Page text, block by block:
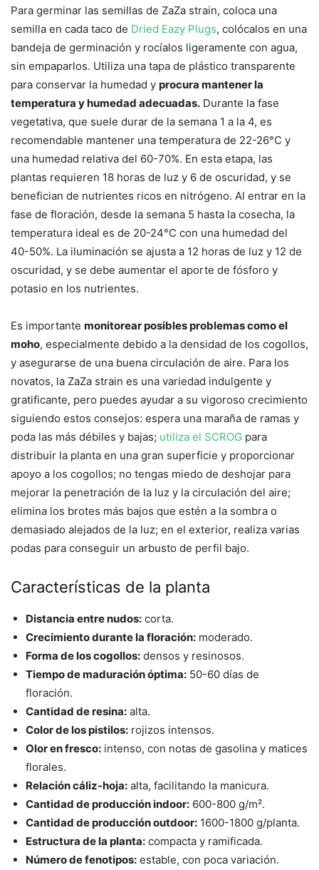
Para germinar las semillas de ZaZa strain, coloca una
semilla en cada taco de Dried Eazy Plugs, colócalos en una
bandeja de germinación y rocíalos ligeramente con agua,
sin empaparlos. Utiliza una tapa de plástico transparente
para conservar la humedad y procura mantener la
temperatura y humedad adecuadas. Durante la fase
vegetativa, que suele durar de la semana 1 a la 4, es
recomendable mantener una temperatura de 22-26°C y
una humedad relativa del 60-70%. En esta etapa, las
plantas requieren 18 horas de luz y 6 de oscuridad, y se
benefician de nutrientes ricos en nitrógeno. Al entrar en la
fase de floración, desde la semana 5 hasta la cosecha, la
temperatura ideal es de 20-24°C con una humedad del
40-50%. La iluminación se ajusta a 12 horas de luz y 12 de
oscuridad, y se debe aumentar el aporte de fósforo y
potasio en los nutrientes.
Es importante monitorear posibles problemas como el
moho, especialmente debido a la densidad de los cogollos,
y asegurarse de una buena circulación de aire. Para los
novatos, la ZaZa strain es una variedad indulgente y
gratificante, pero puedes ayudar a su vigoroso crecimiento
siguiendo estos consejos: espera una maraña de ramas y
poda las más débiles y bajas; utiliza el SCROG para
distribuir la planta en una gran superficie y proporcionar
apoyo a los cogollos; no tengas miedo de deshojar para
mejorar la penetración de la luz y la circulación del aire;
elimina los brotes más bajos que estén a la sombra o
demasiado alejados de la luz; en el exterior, realiza varias
podas para conseguir un arbusto de perfil bajo.
Características de la planta
Distancia entre nudos: corta.
Crecimiento durante la floración: moderado.
Forma de los cogollos: densos y resinosos.
Tiempo de maduración óptima: 50-60 días de
floración.
Cantidad de resina: alta.
Color de los pistilos: rojizos intensos.
Olor en fresco: intenso, con notas de gasolina y matices
florales.
Relación cáliz-hoja: alta, facilitando la manicura.
Cantidad de producción indoor: 600-800 g/m².
Cantidad de producción outdoor: 1600-1800 g/planta.
Estructura de la planta: compacta y ramificada.
Número de fenotipos: estable, con poca variación.